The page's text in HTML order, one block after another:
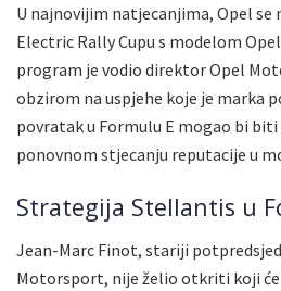
U najnovijim natjecanjima, Opel se
Electric Rally Cupu s modelom
program je vodio direktor Opel
obzirom na uspjehe koje je marka
povratak u Formulu E mogao bi
ponovnom stjecanju reputacije u
Strategija Stellantis u
Jean-Marc Finot, stariji
Motorsport, nije želio otkriti koji